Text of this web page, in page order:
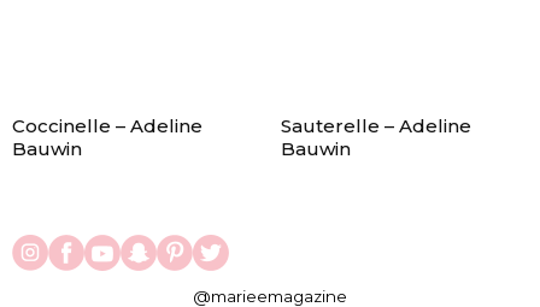
Coccinelle – Adeline
Bauwin
Sauterelle – Adeline
Bauwin
@marieemagazine